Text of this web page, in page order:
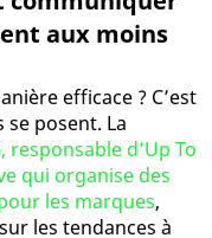
aux moins
efficace ? C’est
posent. La
responsable d’Up To
qui organise des
les marques,
les tendances à